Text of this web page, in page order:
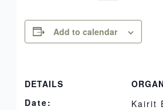
Add to calendar
DETAILS
Date:
Kairit